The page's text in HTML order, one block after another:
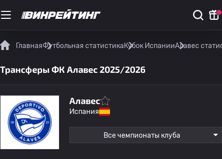
ГлавнаяФутбольная статистикаКубок ИспанииАлавес
Трансферы ФК Алавес 2025/2026
Алавес
Испания
Все чемпионаты клуба